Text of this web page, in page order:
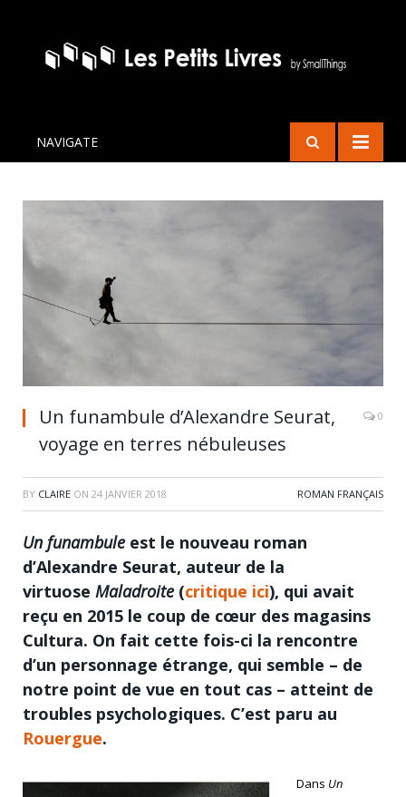
NAVIGATE
Un funambule d’Alexandre Seurat,
voyage en terres nébuleuses
0
BY CLAIRE ON 24 JANVIER 2018 ROMAN FRANÇAIS
Un funambuleest le nouveau roman
d’Alexandre Seurat, auteur de la
virtuose Maladroite (critique ici), qui avait
reçu en 2015 le coup de cœur des magasins
Cultura. On fait cette fois-ci la rencontre
d’un personnage étrange, qui semble – de
notre point de vue en tout cas – atteint de
troubles psychologiques. C’est paru au
Rouergue.
Dans Un